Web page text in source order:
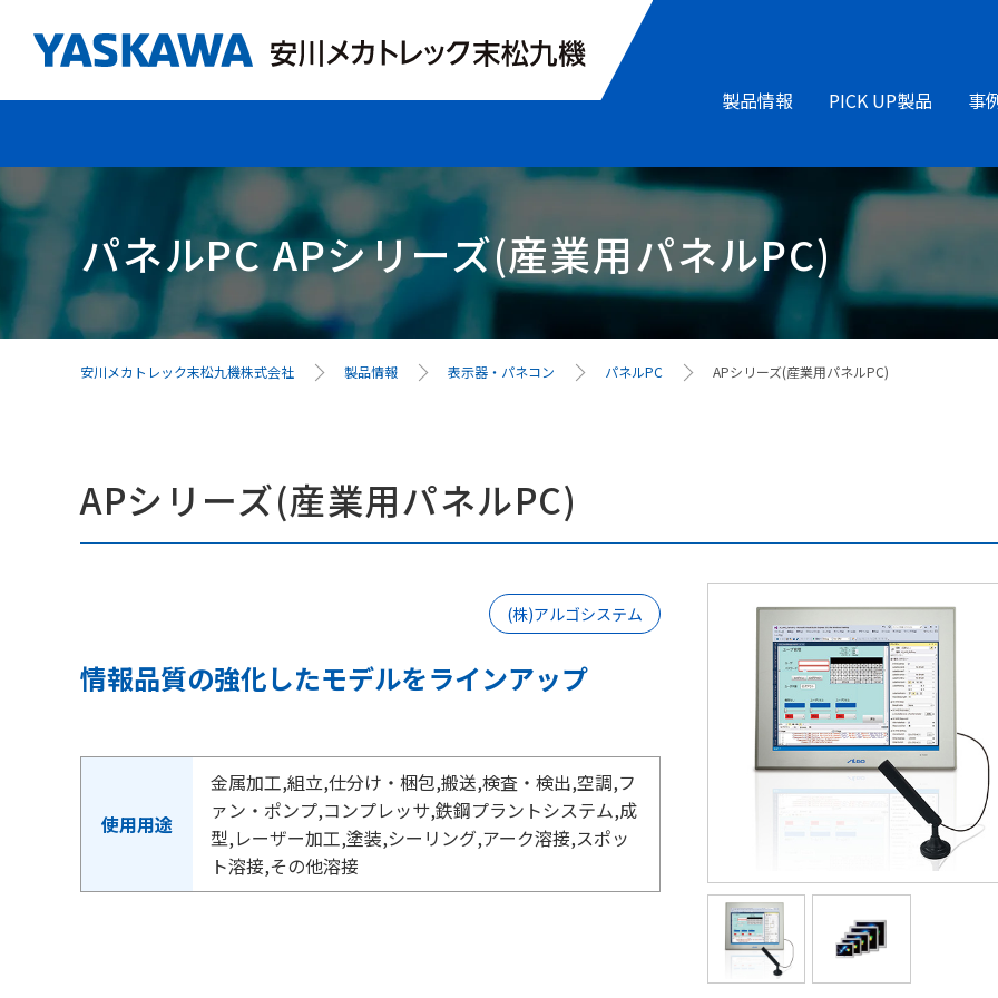
製品情報 PICK UP製品 事
パネルPC APシリーズ(産業用パネルPC)
安川メカトレック末松九機株式会社 製品情報 表示器・パネコン パネルPC APシリーズ(産業用パネルPC)
APシリーズ(産業用パネルPC)
(株)アルゴシステム
情報品質の強化したモデルをラインアップ
使用用途
金属加工,組立,仕分け・梱包,搬送,検査・検出,空調,フ
ァン・ポンプ,コンプレッサ,鉄鋼プラントシステム,成
型,レーザー加工,塗装,シーリング,アーク溶接,スポッ
ト溶接,その他溶接